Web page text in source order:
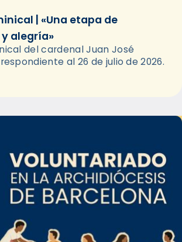
| «Una etapa de
alegría»
del cardenal Juan José
al 26 de julio de 2026.